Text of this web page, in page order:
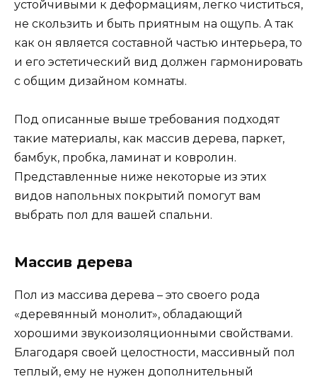
устойчивыми к деформациям, легко чиститься,
не скользить и быть приятным на ощупь. А так
как он является составной частью интерьера, то
и его эстетический вид должен гармонировать
с общим дизайном комнаты.
Под описанные выше требования подходят
такие материалы, как массив дерева, паркет,
бамбук, пробка, ламинат и ковролин.
Представленные ниже некоторые из этих
видов напольных покрытий помогут вам
выбрать пол для вашей спальни.
Массив дерева
Пол из массива дерева – это своего рода
«деревянный монолит», обладающий
хорошими звукоизоляционными свойствами.
Благодаря своей целостности, массивный пол
теплый, ему не нужен дополнительный